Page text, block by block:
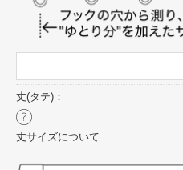
丈(タテ)：
丈サイズについて